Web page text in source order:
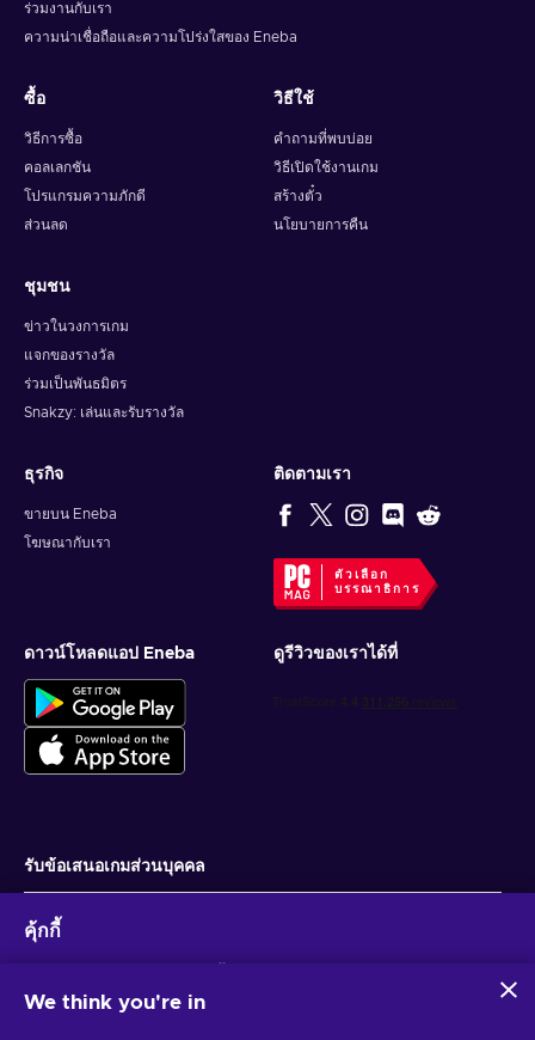
ร่วมงานกับเรา
ความน่าเชื่อถือและความโปร่งใสของ Eneba
ซื้อ
วิธีการซื้อ
คอลเลกชัน
โปรแกรมความภักดี
ส่วนลด
วิธีใช้
คำถามที่พบบ่อย
วิธีเปิดใช้งานเกม
สร้างตั๋ว
นโยบายการคืน
ชุมชน
ข่าวในวงการเกม
แจกของรางวัล
ร่วมเป็นพันธมิตร
Snakzy: เล่นและรับรางวัล
ธุรกิจ
ขายบน Eneba
โฆษณากับเรา
ติดตามเรา
ตัวเลือก
บรรณาธิการ
ดาวน์โหลดแอป Eneba ดูรีวิวของเราได้ที่
รับข้อเสนอเกมส่วนบุคคล
คุ้กกี้
รวบรวมและวิเคราะห์ข้อมูลเกี่ยวกับผู้ใช้เว็บไซต์นี้ เราใช้ข้อมูลนี้เพื่อ
We think you're in